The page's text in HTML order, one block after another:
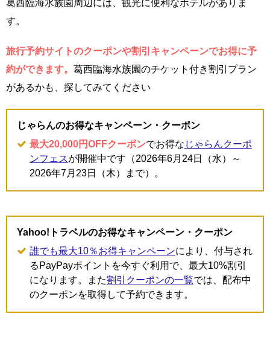
葛西臨海水族園周辺には、観光に便利なホテルがありま
す。
旅行予約サイトのクーポンや割引キャンペーンでお得に予
約ができます。 葛西臨海水族園のチケット付き割引プラン
があるかも、探してみてください
じゃらんのお得なキャンペーン・クーポン
最大20,000円OFFクーポンでお得な じゃらんクーポ
ンフェスが開催中です（2026年6月24日（水）～
2026年7月23日（木）まで）。
Yahoo!トラベルのお得なキャンペーン・クーポン
誰でも最大10％お得キャンペーンにより、付与され
るPayPayポイントを今すぐ利用で、最大10%割引
になります。また割引クーポンの一覧では、配布中
のクーポンを取得して予約できます。